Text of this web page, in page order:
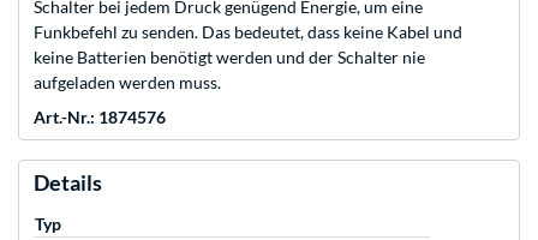
Schalter bei jedem Druck genügend Energie, um eine
Funkbefehl zu senden. Das bedeutet, dass keine Kabel und
keine Batterien benötigt werden und der Schalter nie
aufgeladen werden muss.
Art.-Nr.: 1874576
Details
Typ